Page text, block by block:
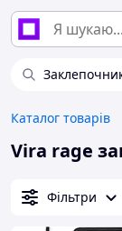
Каталог товарів
Vira rage
Фільтри